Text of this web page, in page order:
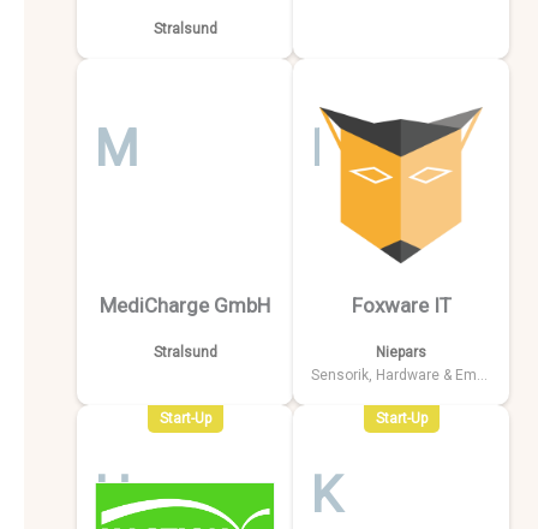
Stralsund
M
MediCharge GmbH
Stralsund
F
Foxware IT
Niepars
Sensorik, Hardware & Embedded Systems
Start-Up
H
Start-Up
K